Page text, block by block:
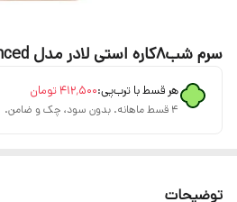
سرم شب8کاره استی لادر مدل advanced
هر قسط با ترب‌پی:۴۱۲٬۵۰۰تومان
۴ قسط ماهانه. بدون سود، چک و ضامن.
توضیحات